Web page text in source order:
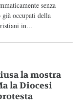
senza
già occupati della
in...
la mostra
la Diocesi